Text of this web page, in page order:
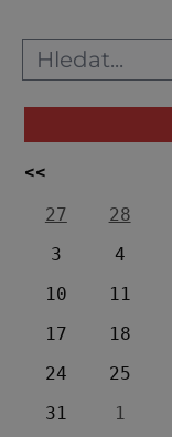
<<
27
28
3
4
10
11
17
18
24
25
31
1